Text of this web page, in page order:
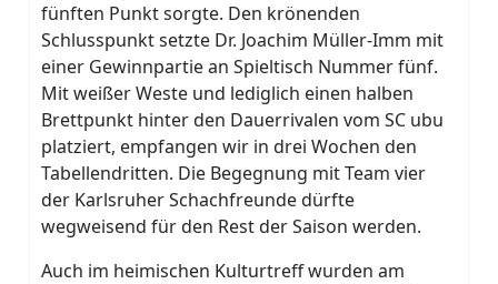
fünften Punkt sorgte. Den krönenden
Schlusspunkt setzte Dr. Joachim Müller-Imm mit
einer Gewinnpartie an Spieltisch Nummer fünf.
Mit weißer Weste und lediglich einen halben
Brettpunkt hinter den Dauerrivalen vom SC ubu
platziert, empfangen wir in drei Wochen den
Tabellendritten. Die Begegnung mit Team vier
der Karlsruher Schachfreunde dürfte
wegweisend für den Rest der Saison werden.
Auch im heimischen Kulturtreff wurden am